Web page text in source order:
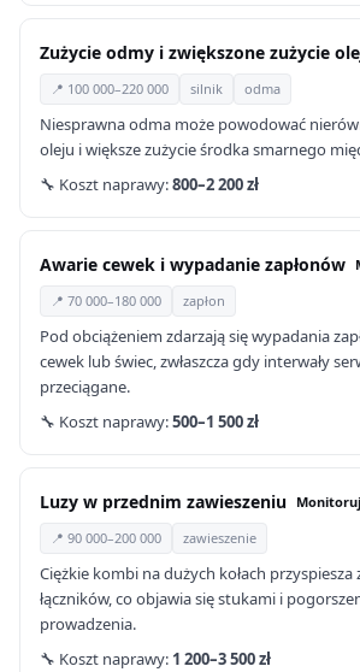
Zużycie odmy i zwiększone zużycie
📍 100 000–220 000 silnik odma
Niesprawna odma może powodować
oleju i większe zużycie środka smarnego
🔧 Koszt naprawy:800–2 200 zł
Awarie cewek i wypadanie zapłonów
📍 70 000–180 000 zapłon
Pod obciążeniem zdarzają się wypadania
cewek lub świec, zwłaszcza gdy interwały
przeciągane.
🔧 Koszt naprawy:500–1 500 zł
Luzy w przednim zawieszeniu Monitoruj
📍 90 000–200 000 zawieszenie
Ciężkie kombi na dużych kołach przyspiesza
łączników, co objawia się stukami i
prowadzenia.
🔧 Koszt naprawy: 1 200–3 500 zł